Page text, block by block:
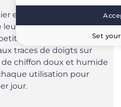
et la grille passent au
leur taille imposante
machines.
traces de doigts sur
de chiffon doux et humide
utilisation pour
jour.
Set